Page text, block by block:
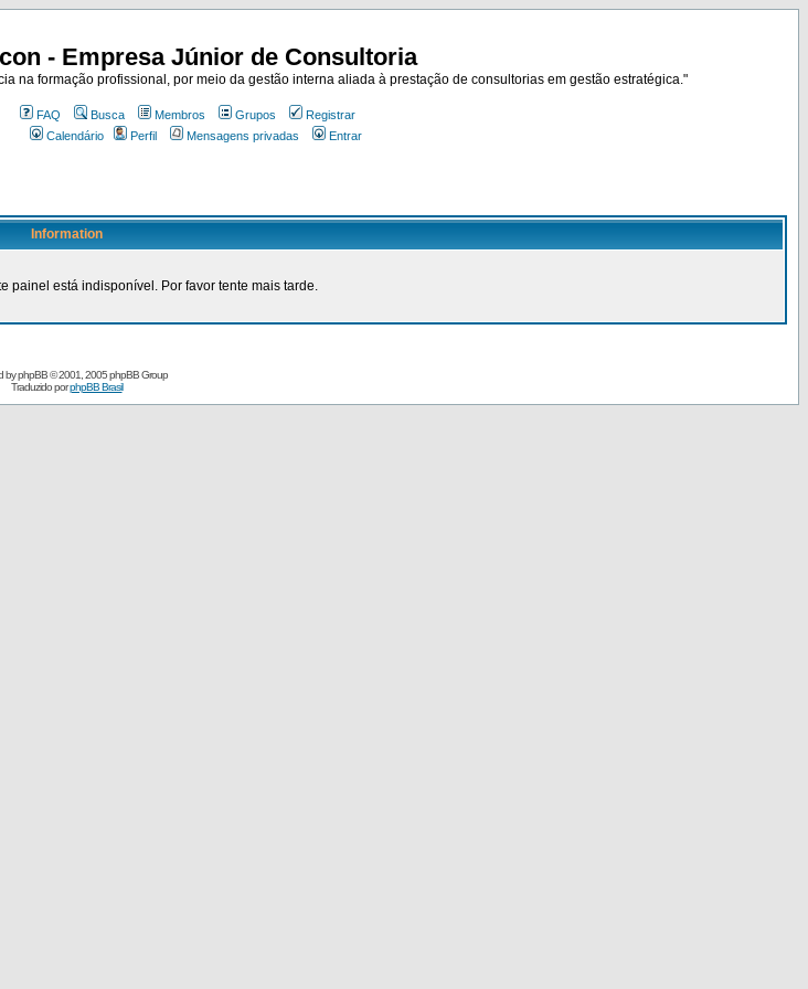
- Empresa Júnior de Consultoria
na formação profissional, por meio da gestão interna aliada à prestação de consultorias em gestão estratégica."
FAQ Busca Membros Grupos
Registrar
Calendário
Perfil Mensagens privadas Entrar
Information
painel está indisponível. Por favor tente mais tarde.
byphpBB© 2001, 2005 phpBB Group
Traduzido porphpBB Brasil